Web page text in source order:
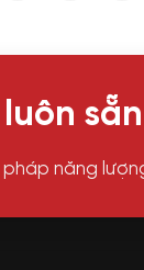
năng